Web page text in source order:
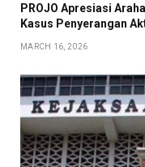
PROJO Apresiasi
Kasus Penyerangan
MARCH 16, 2026